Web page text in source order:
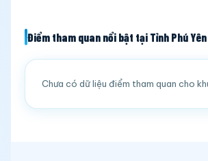
Điểm tham quan nổi bật tại Tỉnh Phú Yên
Chưa có dữ liệu điểm tham quan cho